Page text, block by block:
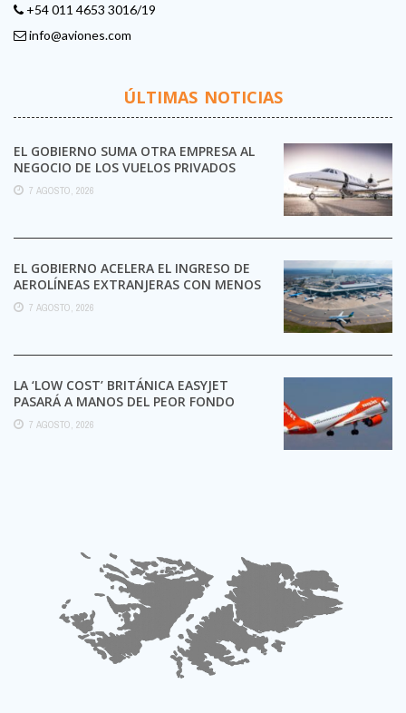
+54 011 4653 3016/19
info@aviones.com
ÚLTIMAS NOTICIAS
EL GOBIERNO SUMA OTRA EMPRESA AL
NEGOCIO DE LOS VUELOS PRIVADOS
7 AGOSTO, 2026
EL GOBIERNO ACELERA EL INGRESO DE
AEROLÍNEAS EXTRANJERAS CON MENOS
TRÁMITES
7 AGOSTO, 2026
LA ‘LOW COST’ BRITÁNICA EASYJET
PASARÁ A MANOS DEL PEOR FONDO
POSIBLE:
7 AGOSTO, 2026